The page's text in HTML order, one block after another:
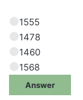
1555
1478
1460
1568
Answer